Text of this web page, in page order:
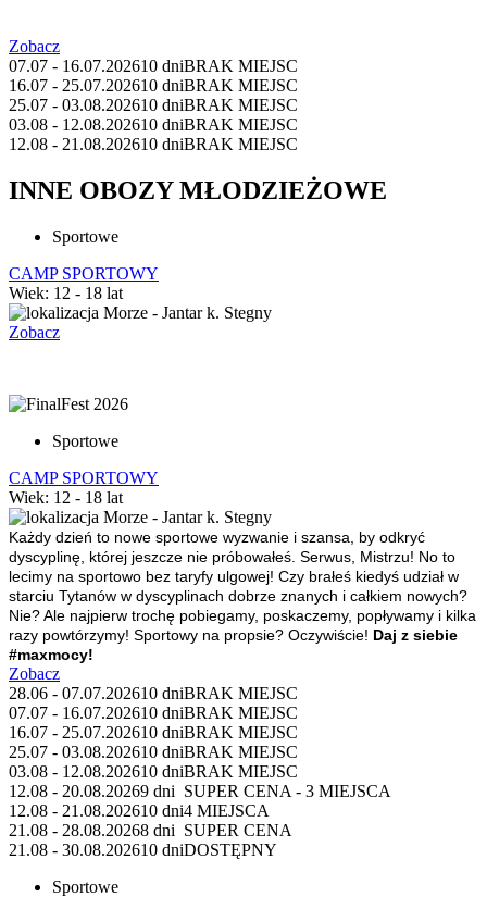
Zobacz
07.07 - 16.07.202610 dniBRAK MIEJSC
16.07 - 25.07.202610 dniBRAK MIEJSC
25.07 - 03.08.202610 dniBRAK MIEJSC
03.08 - 12.08.202610 dniBRAK MIEJSC
12.08 - 21.08.202610 dniBRAK MIEJSC
INNE OBOZY MŁODZIEŻOWE
Sportowe
CAMP SPORTOWY
Wiek: 12 - 18 lat
Morze - Jantar k. Stegny
Zobacz
Sportowe
CAMP SPORTOWY
Wiek: 12 - 18 lat
Morze - Jantar k. Stegny
Każdy dzień to nowe sportowe wyzwanie i szansa, by odkryć
dyscyplinę, której jeszcze nie próbowałeś. Serwus, Mistrzu! No to
lecimy na sportowo bez taryfy ulgowej! Czy brałeś kiedyś udział w
starciu Tytanów w dyscyplinach dobrze znanych i całkiem nowych?
Nie? Ale najpierw trochę pobiegamy, poskaczemy, popływamy i kilka
razy powtórzymy! Sportowy na propsie? Oczywiście! Daj z siebie
#maxmocy!
Zobacz
28.06 - 07.07.202610 dniBRAK MIEJSC
07.07 - 16.07.202610 dniBRAK MIEJSC
16.07 - 25.07.202610 dniBRAK MIEJSC
25.07 - 03.08.202610 dniBRAK MIEJSC
03.08 - 12.08.202610 dniBRAK MIEJSC
12.08 - 20.08.20269 dni SUPER CENA - 3 MIEJSCA
12.08 - 21.08.202610 dni4 MIEJSCA
21.08 - 28.08.20268 dni SUPER CENA
21.08 - 30.08.202610 dniDOSTĘPNY
Sportowe